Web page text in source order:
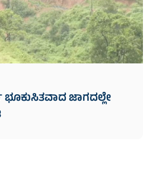
ಜಾಗದಲ್ಲೇ